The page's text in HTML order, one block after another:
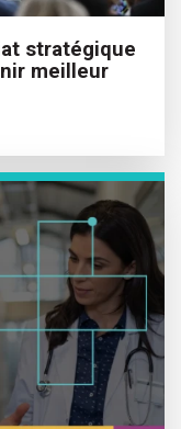
stratégique
meilleur